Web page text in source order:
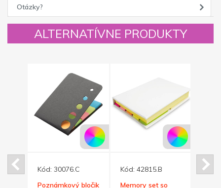
Otázky?
ALTERNATÍVNE PRODUKTY
Kód: 30076.C
Poznámkový bločik
Kód: 42815.B
Memory set so
Kód: